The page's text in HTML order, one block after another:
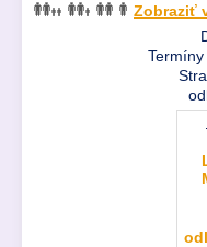
Zobraziť